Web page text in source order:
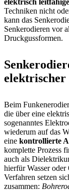
Techniken nicht
kann das
Senkerodieren vor
Druckgussformen.
elektrischer
Beim
die über eine
sogenanntes
wiederum auf das
eine kontrollierte
komplette Prozess
auch als
hierfür Wasser
Verfahren setzen
zusammen: